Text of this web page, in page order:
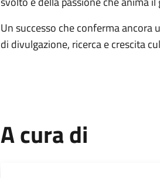
Un successo che conferma
di divulgazione, ricerca e crescita
A cura di